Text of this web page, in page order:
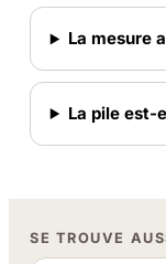
La mesure
La pile est-
SE TROUVE